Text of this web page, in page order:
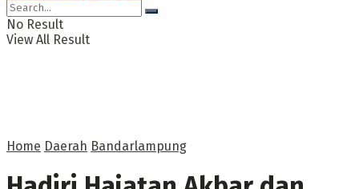
No Result
View All Result
Home Daerah Bandarlampung